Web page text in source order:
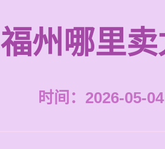
福州哪里
时间：2026-05-